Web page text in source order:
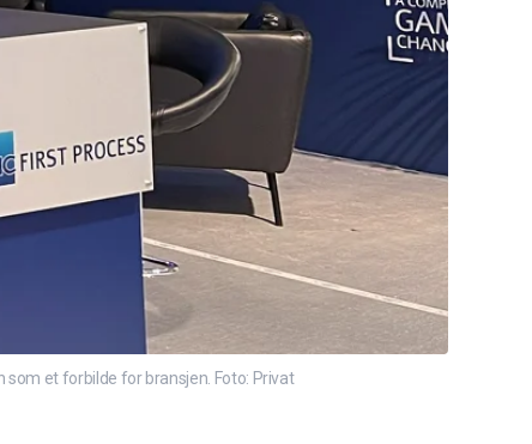
som et forbilde for bransjen. Foto: Privat